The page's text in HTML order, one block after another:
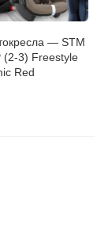
— STM
(2-3) Freestyle
Red